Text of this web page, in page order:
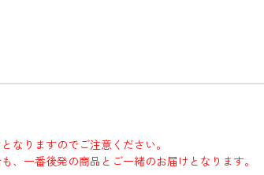
なりますのでご注意ください。
、一番後発の商品とご一緒のお届けとなります。